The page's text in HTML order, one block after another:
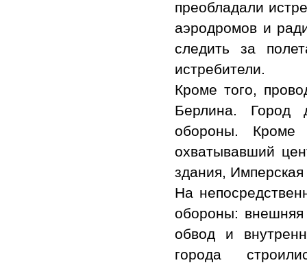
преобладали
аэродромов и
следить за
истребители.
Кроме того,
Берлина. Город
обороны.
охватывавший
здания, Имперская
На
обороны: внешняя
обвод и
города